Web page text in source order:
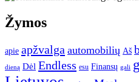
Žymos
apie apžvalga automobilių Aš
dieną Dėl Endless esu Finansų gali